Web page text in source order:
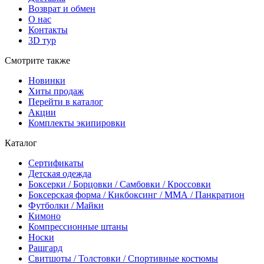
Возврат и обмен
О нас
Контакты
3D тур
Смотрите также
Новинки
Хиты продаж
Перейти в каталог
Акции
Комплекты экипировки
Каталог
Сертификаты
Детская одежда
Боксерки / Борцовки / Самбовки / Кроссовки
Боксерская форма / Кикбоксинг / ММА / Панкратион
Футболки / Майки
Кимоно
Компрессионные штаны
Носки
Рашгард
Свитшоты / Толстовки / Спортивные костюмы